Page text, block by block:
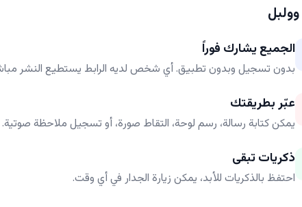
وولبل
الجميع يشارك فوراً
بدون تسجيل وبدون تطبيق. أي شخص لديه الرابط يستطيع النشر
عبّر بطريقتك
يمكن كتابة رسالة، رسم لوحة، التقاط صورة، أو تسجيل ملاحظة صوتية.
ذكريات تبقى
احتفظ بالذكريات للأبد، يمكن زيارة الجدار في أي وقت.